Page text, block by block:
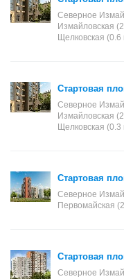
Северное
Измайловская
Щелковская (0.6
Стартовая
Северное
Измайловская
Щелковская (0.3
Стартовая
Северное
Первомайская
Стартовая
Северное